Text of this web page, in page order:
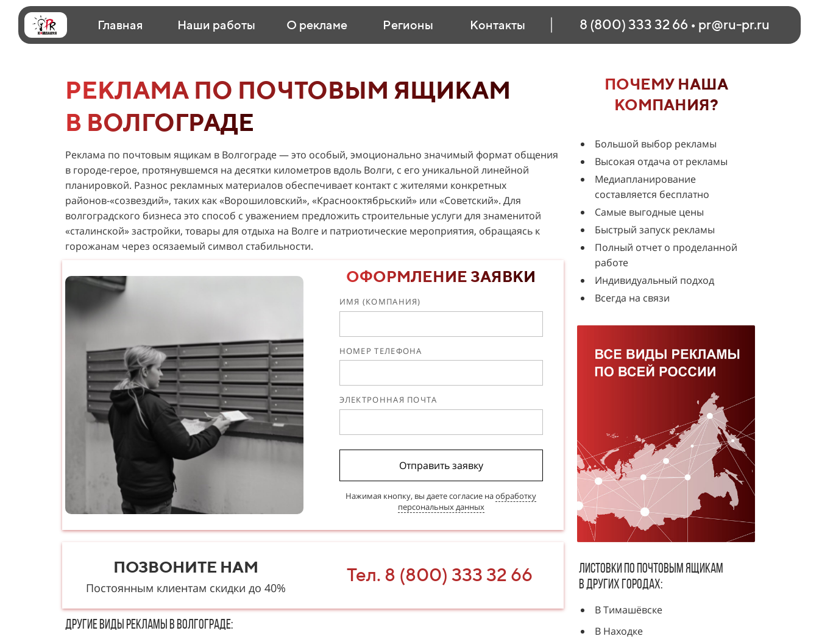
Главная Наши работы О рекламе Регионы Контакты 8 (800) 333 32 66 • pr@ru-pr.ru
РЕКЛАМА ПО ПОЧТОВЫМ ЯЩИКАМ
В ВОЛГОГРАДЕ
Реклама по почтовым ящикам в Волгограде — это особый, эмоционально значимый формат общения
в городе-герое, протянувшемся на десятки километров вдоль Волги, с его уникальной линейной
планировкой. Разнос рекламных материалов обеспечивает контакт с жителями конкретных
районов-«созвездий», таких как «Ворошиловский», «Краснооктябрьский» или «Советский». Для
волгоградского бизнеса это способ с уважением предложить строительные услуги для знаменитой
«сталинской» застройки, товары для отдыха на Волге и патриотические мероприятия, обращаясь к
горожанам через осязаемый символ стабильности.
ОФОРМЛЕНИЕ ЗАЯВКИ
ИМЯ (КОМПАНИЯ)
НОМЕР ТЕЛЕФОНА
ЭЛЕКТРОННАЯ ПОЧТА
Отправить заявку
Нажимая кнопку, вы даете согласие наобработку
персональных данных
ПОЗВОНИТЕ НАМ
Постоянным клиентам скидки до 40%
Тел. 8 (800) 333 32 66
Другие в​​​​иды рекламы в Волгограде:
ПОЧЕМУ НАША
КОМПАНИЯ?
Большой выбор рекламы
Высокая отдача от рекламы
Медиапланирование
составляется бесплатно
Самые выгодные цены
Быстрый запуск рекламы
Полный отчет о проделанной
работе
Индивидуальный подход
Всегда на связи
Листовки по почтовым ящикам
в других городах:
В Тимашёвске
В Находке